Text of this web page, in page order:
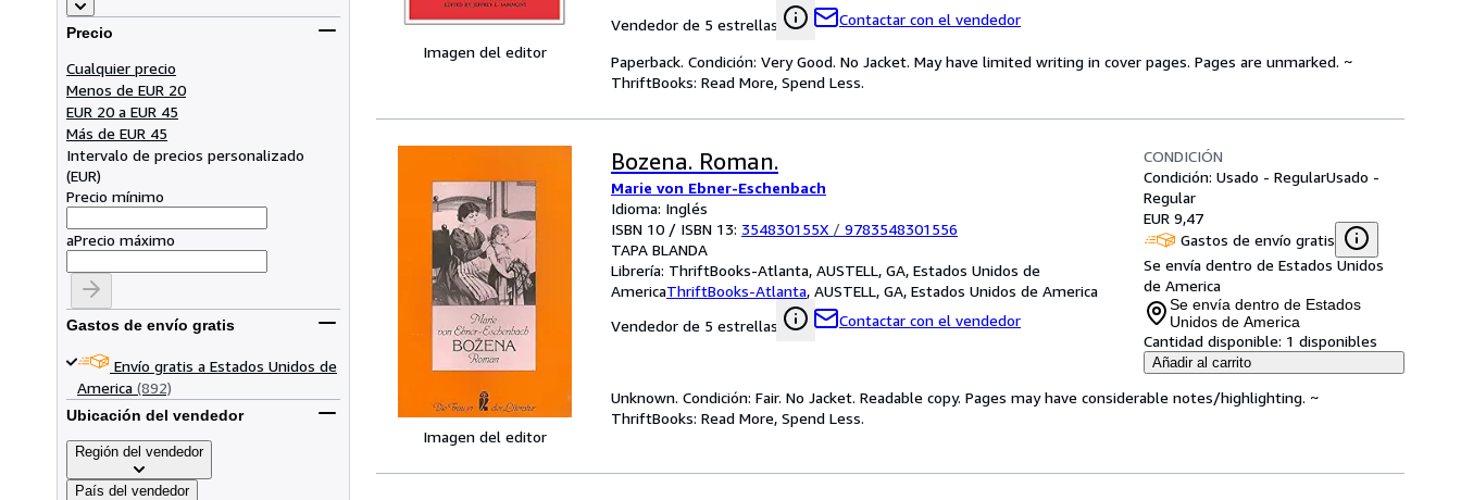
Precio
Cualquier precio
Menos de EUR 20
EUR 20 a EUR 45
Más de EUR 45
Intervalo de precios personalizado
(EUR)
Precio mínimo
aPrecio máximo
Gastos de envío gratis
Envío gratis a Estados Unidos de
America (892)
Ubicación del vendedor
Región del vendedor
País del vendedor
Imagen del editor
Vendedor de 5 estrellas
Contactar con el vendedor
Paperback. Condición: Very Good. No Jacket. May have limited writing in cover pages. Pages are unmarked. ~
ThriftBooks: Read More, Spend Less.
Imagen del editor
Bozena. Roman.
Marie von Ebner-Eschenbach
Idioma: Inglés
ISBN 10 / ISBN 13: 354830155X / 9783548301556
TAPA BLANDA
Librería: ThriftBooks-Atlanta, AUSTELL, GA, Estados Unidos de
AmericaThriftBooks-Atlanta, AUSTELL, GA, Estados Unidos de America
Vendedor de 5 estrellas
Contactar con el vendedor
CONDICIÓN
Condición: Usado - RegularUsado -
Regular
EUR 9,47
Gastos de envío gratis
Se envía dentro de Estados Unidos
de America
Se envía dentro de Estados
Unidos de America
Cantidad disponible: 1 disponibles
Añadir al carrito
Unknown. Condición: Fair. No Jacket. Readable copy. Pages may have considerable notes/highlighting. ~
ThriftBooks: Read More, Spend Less.